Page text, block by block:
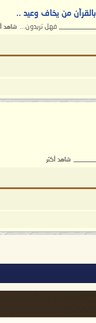
من يخاف وعيد ..
شاهد
شاهد أكثر